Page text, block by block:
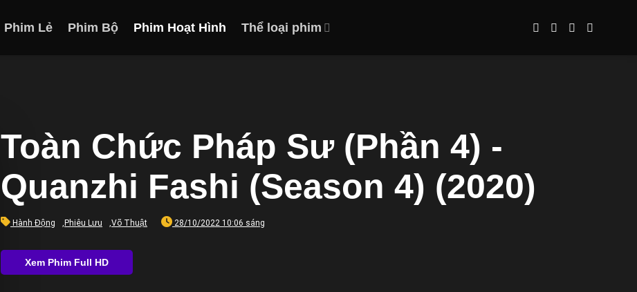
Phim Lẻ Phim Bộ Phim Hoạt Hình Thể loại phim
Toàn Chức Pháp Sư (Phần 4) -
Quanzhi Fashi (Season 4) (2020)
Hành Động Phiêu Lưu Võ Thuật 28/10/2022 10:06 sáng